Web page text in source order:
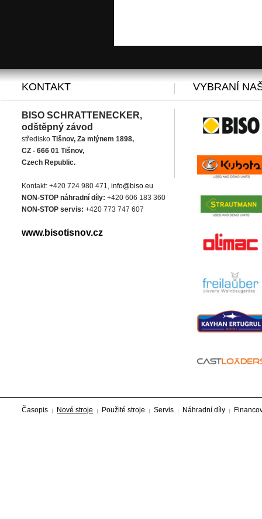
KONTAKT
BISO SCHRATTENECKER,
odštěpný závod
středisko Tišnov, Za mlýnem 1898,
CZ - 666 01 Tišnov,
Czech Republic.
Kontakt: +420 724 980 471, info@biso.eu
NON-STOP náhradní díly: +420 606 183 360
NON-STOP servis: +420 773 747 607
www.bisotisnov.cz
VYBRANÍ
Časopis Nové stroje Použité stroje Servis Náhradní díly